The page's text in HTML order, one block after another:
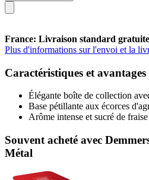
France: Livraison standard gratuite
Plus d'informations sur l'envoi et la
Caractéristiques et avantages
Élégante boîte de collection
Base pétillante aux écorces
Arôme intense et sucré de fraise
Souvent acheté avec
Métal